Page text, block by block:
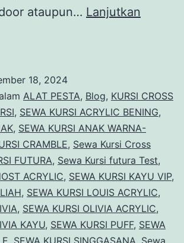
ataupun… Lanjutkan
18, 2024
ALAT PESTA, Blog, KURSI CROSS
, SEWA KURSI ACRYLIC BENING,
, SEWA KURSI ANAK WARNA-
CRAMBLE, Sewa Kursi Cross
FUTURA, Sewa Kursi futura Test,
ACRYLIC, SEWA KURSI KAYU VIP,
, SEWA KURSI LOUIS ACRYLIC,
, SEWA KURSI OLIVIA ACRYLIC,
KAYU, SEWA KURSI PUFF, SEWA